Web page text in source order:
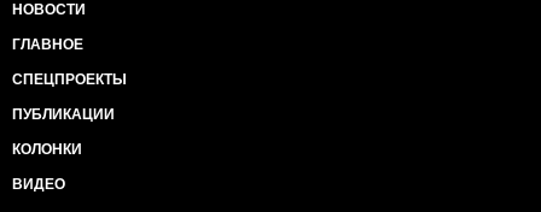
НОВОСТИ
ГЛАВНОЕ
СПЕЦПРОЕКТЫ
ПУБЛИКАЦИИ
КОЛОНКИ
ВИДЕО